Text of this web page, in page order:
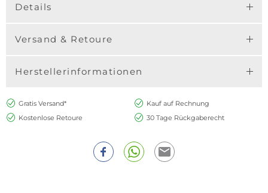
Details
Versand & Retoure
Herstellerinformationen
Gratis Versand*
Kauf auf Rechnung
Kostenlose Retoure
30 Tage Rückgaberecht